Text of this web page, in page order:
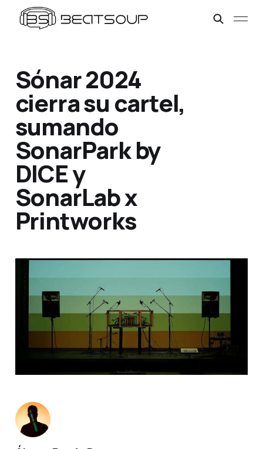
Sónar 2024
cierra su cartel,
sumando
SonarPark by
DICE y
SonarLab x
Printworks